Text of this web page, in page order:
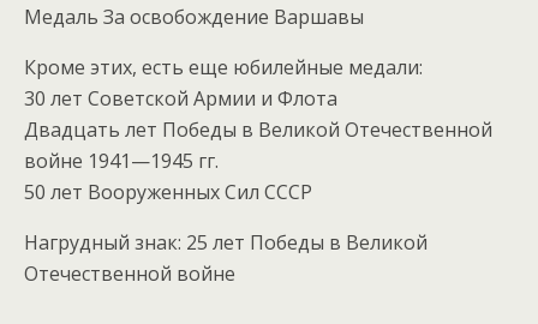
Медаль За освобождение Варшавы
Кроме этих, есть еще юбилейные медали:
30 лет Советской Армии и Флота
Двадцать лет Победы в Великой Отечественной
войне 1941—1945 гг.
50 лет Вооруженных Сил СССР
Нагрудный знак: 25 лет Победы в Великой
Отечественной войне